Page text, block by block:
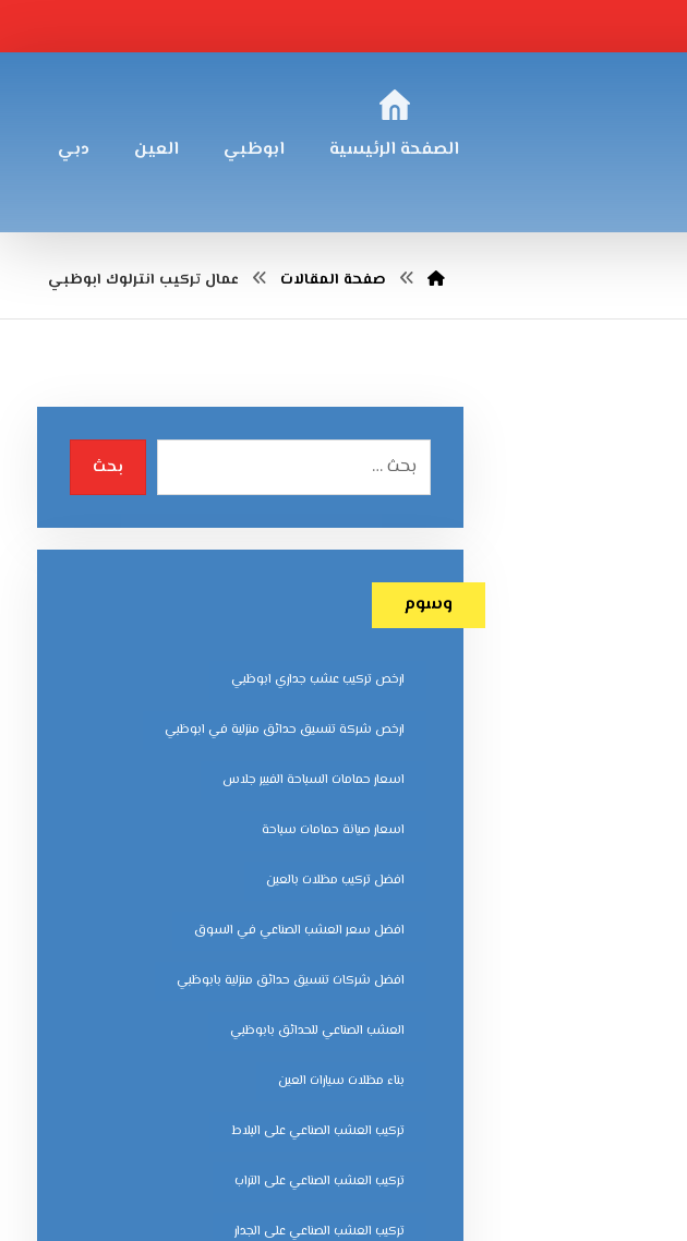
الصفحة الرئيسية ابوظبي العين دبي
صفحة المقالات عمال تركيب انترلوك ابوظبي
بحث
وسوم
ارخص تركيب عشب جداري ابوظبي
ارخص شركة تنسيق حدائق منزلية في ابوظبي
اسعار حمامات السباحة الفيبر جلاس
اسعار صيانة حمامات سباحة
افضل تركيب مظلات بالعين
افضل سعر العشب الصناعي في السوق
افضل شركات تنسيق حدائق منزلية بابوظبي
العشب الصناعي للحدائق بابوظبي
بناء مظلات سيارات العين
تركيب العشب الصناعي على البلاط
تركيب العشب الصناعي على التراب
تركيب العشب الصناعي على الجدار